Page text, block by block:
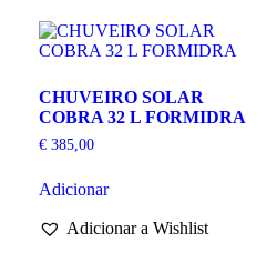
CHUVEIRO SOLAR
COBRA 32 L FORMIDRA
€385,00
Adicionar
Adicionar a Wishlist